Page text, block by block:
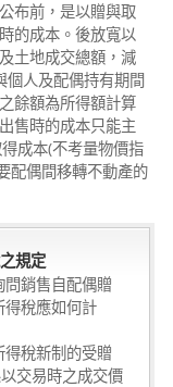
布前，是以贈與取
的成本。後放寬以
土地成交總額，減
個人及配偶持有期間
餘額為所得額計算
售時的成本只能主
成本(不考量物價指
配偶間移轉不動產的
規定
銷售自配偶贈
得稅應如何計
稅新制的受贈
交易時之成交價